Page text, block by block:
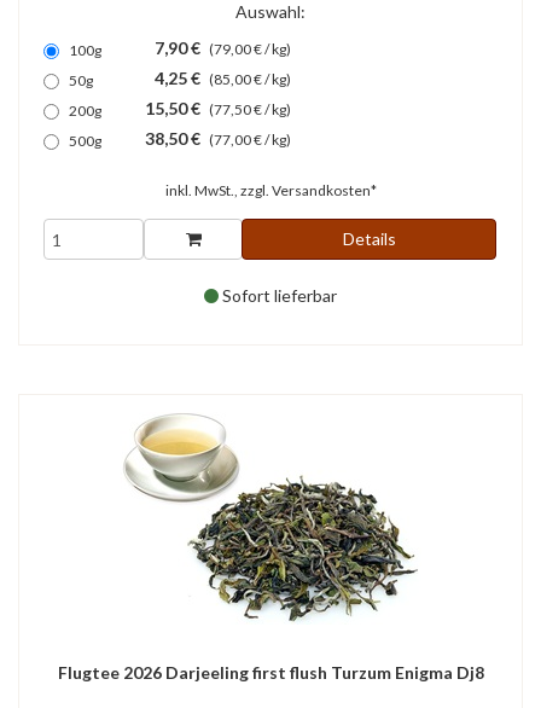
Auswahl:
100g 7,90 € (79,00 € / kg)
50g
4,25 € (85,00 € / kg)
200g
15,50 € (77,50 € / kg)
500g
38,50 € (77,00 € / kg)
inkl. MwSt., zzgl. Versandkosten*
Details
Sofort lieferbar
Flugtee 2026 Darjeeling first flush Turzum Enigma Dj8